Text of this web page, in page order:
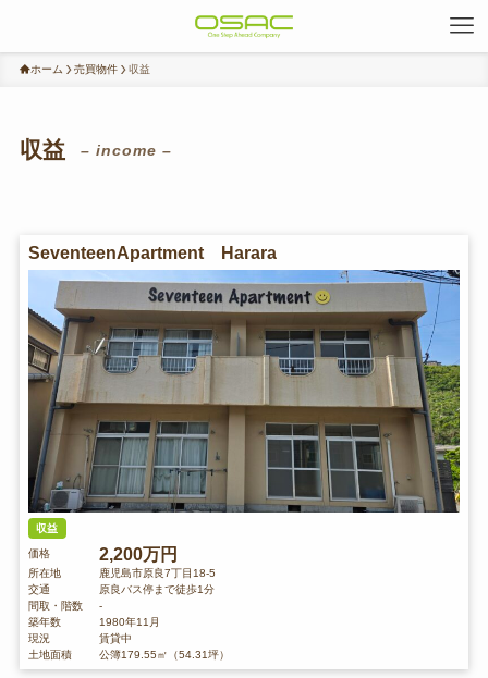
ホーム 売買物件 収益
収益 – income –
SeventeenApartment Harara
収益
価格 2,200万円
所在地
鹿児島市原良7丁目18-5
交通
原良バス停まで徒歩1分
間取・階数
-
築年数
1980年11月
現況
賃貸中
土地面積
公簿179.55㎡（54.31坪）